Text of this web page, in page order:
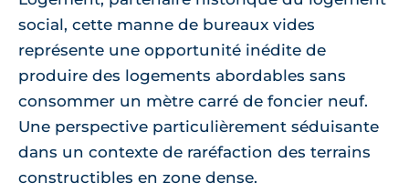
social, cette manne de bureaux vides
représente une opportunité inédite de
produire des logements abordables sans
consommer un mètre carré de foncier neuf.
Une perspective particulièrement séduisante
dans un contexte de raréfaction des terrains
constructibles en zone dense.